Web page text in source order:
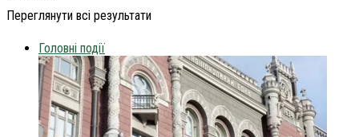
Переглянути всі результати
Головні події